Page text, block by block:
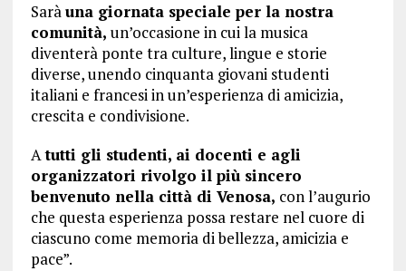
Saràuna giornata speciale per la nostra
comunità, un’occasione in cui la musica
diventerà ponte tra culture, lingue e storie
diverse, unendo cinquanta giovani studenti
italiani e francesi in un’esperienza di amicizia,
crescita e condivisione.
Atutti gli studenti, ai docenti e agli
organizzatori rivolgo il più sincero
benvenuto nella città di Venosa, con l’augurio
che questa esperienza possa restare nel cuore di
ciascuno come memoria di bellezza, amicizia e
pace”.